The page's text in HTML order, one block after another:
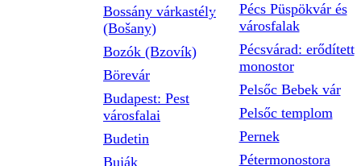
Bossány várkastély
(Bošany)
Bozók (Bzovík)
Börevár
Budapest: Pest
városfalai
Budetin
Buják
Pécs Püspökvár és
városfalak
Pécsvárad: erődített
monostor
Pelsőc Bebek vár
Pelsőc templom
Pernek
Pétermonostora